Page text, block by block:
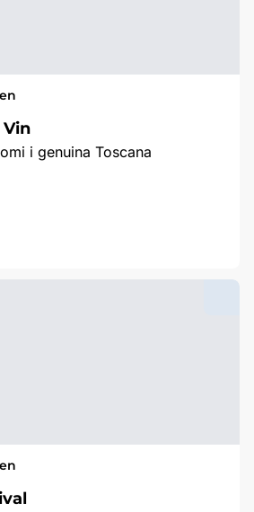
Vin
i genuina Toscana